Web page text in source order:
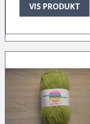
VIS PRODUKT